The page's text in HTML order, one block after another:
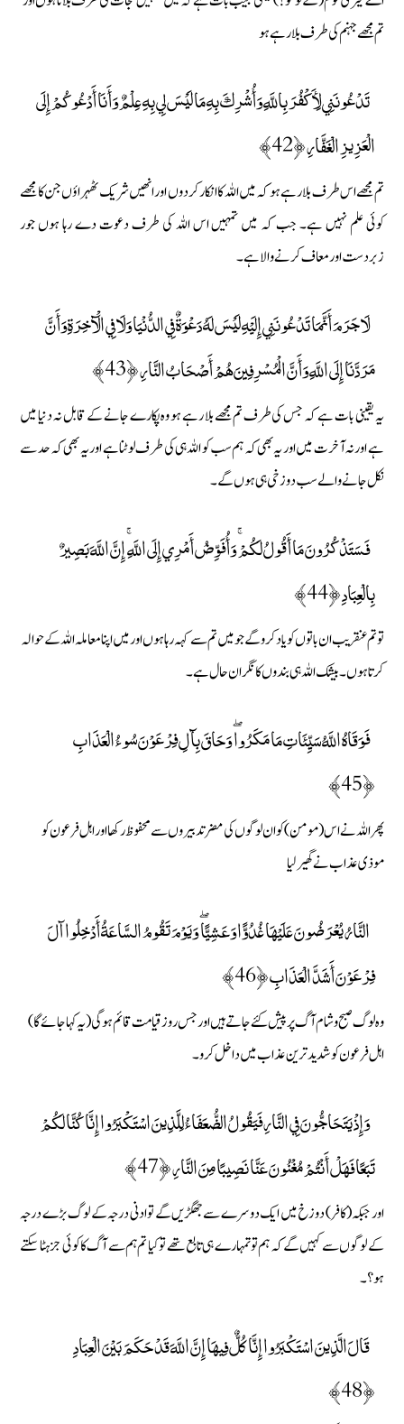
تم مجھے جہنم کی طرف بلا رہے ہو
تَدْعُونَنِي لِأَكْفُرَ بِاللَّهِ وَأُشْرِكَ بِهِ مَا لَيْسَ لِي بِهِ عِلْمٌ وَأَنَا أَدْعُوكُمْ إِلَى
الْعَزِيزِ الْغَفَّارِ ﴿42﴾
تم مجھے اس طرف بلا رہے ہو کہ میں اللہ کا انکار کر دوں اور انھیں شریک ٹھہراؤں جن کا مجھے
کوئی علم نہیں ہے۔ جب کہ میں تمہیں اس اللہ کی طرف دعوت دے رہا ہوں جور
زبردست اور معاف کرنے والا ہے۔
لَا جَرَمَ أَنَّمَا تَدْعُونَنِي إِلَيْهِ لَيْسَ لَهُ دَعْوَةٌ فِي الدُّنْيَا وَلَا فِي الْآخِرَةِ وَأَنَّ
مَرَدَّنَا إِلَى اللَّهِ وَأَنَّ الْمُسْرِفِينَ هُمْ أَصْحَابُ النَّارِ ﴿43﴾
یہ یقینی بات ہے کہ جس کی طرف تم مجھے بلا رہے ہو وہ پکارے جانے کے قابل نہ دنیا میں
ہے اور نہ آخرت میں اور یہ بھی کہ ہم سب کو اللہ ہی کی طرف لوٹنا ہے اور یہ بھی کہ حد سے
نکل جانے والے سب دوزخی ہی ہوں گے۔
فَسَتَذْكُرُونَ مَا أَقُولُ لَكُمْ ۚ وَأُفَوِّضُ أَمْرِي إِلَى اللَّهِ ۚ إِنَّ اللَّهَ بَصِيرٌ
بِالْعِبَادِ ﴿44﴾
تو تم عنقریب ان باتوں کو یاد کرو گے جو میں تم سے کہہ رہا ہوں اور میں اپنا معاملہ اللہ کے حوالہ
کرتا ہوں۔ بیشک اللہ ہی بندوں کا نگران حال ہے۔
فَوَقَاهُ اللَّهُ سَيِّئَاتِ مَا مَكَرُوا ۖ وَحَاقَ بِآلِ فِرْعَوْنَ سُوءُ الْعَذَابِ
﴿45﴾
پھر اللہ نے اس (مومن) کو ان لوگوں کی مضر تدبیروں سے محفوظ رکھا اور اہل فرعون کو
موذی عذاب نے گھیرلیا
النَّارُ يُعْرَضُونَ عَلَيْهَا غُدُوًّا وَعَشِيًّا ۖ وَيَوْمَ تَقُومُ السَّاعَةُ أَدْخِلُوا آلَ
فِرْعَوْنَ أَشَدَّ الْعَذَابِ ﴿46﴾
وہ لوگ صبح وشام آگ پر پیش کئے جاتے ہیں اور جس روز قیامت قائم ہوگی (یہ کہا جائے گا)
اہل فرعون کو شدید ترین عذاب میں داخل کرو۔
وَإِذْ يَتَحَاجُّونَ فِي النَّارِ فَيَقُولُ الضُّعَفَاءُ لِلَّذِينَ اسْتَكْبَرُوا إِنَّا كُنَّا لَكُمْ
تَبَعًا فَهَلْ أَنْتُمْ مُغْنُونَ عَنَّا نَصِيبًا مِنَ النَّارِ ﴿47﴾
اور جبکہ (کافر) دوزخ میں ایک دوسرے سے جھگڑیں گے تو ادنی درجہ کے لوگ بڑے درجہ
کے لوگوں سے کہیں گے کہ ہم تو تمہارے ہی تابع تھے تو کیا تم ہم سے آگ کا کوئی جز ہٹا سکتے
ہو؟۔
قَالَ الَّذِينَ اسْتَكْبَرُوا إِنَّا كُلٌّ فِيهَا إِنَّ اللَّهَ قَدْ حَكَمَ بَيْنَ الْعِبَادِ
﴿48﴾